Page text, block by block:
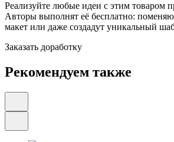
Реализуйте любые идеи с этим товаром
Авторы выполнят её бесплатно:
макет или даже создадут уникальный
Заказать доработку
Рекомендуем также